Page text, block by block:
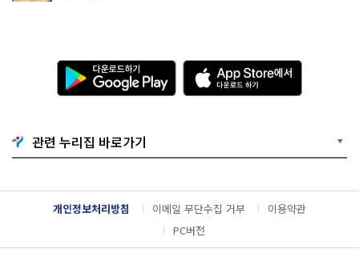
다
운
로
기
G
o
g
l
e
A
p
p
e
서
다
운
관련 누리집 바로가기
개인정보처리방침 이메일 무단수집 거부
이용약관
PC버전